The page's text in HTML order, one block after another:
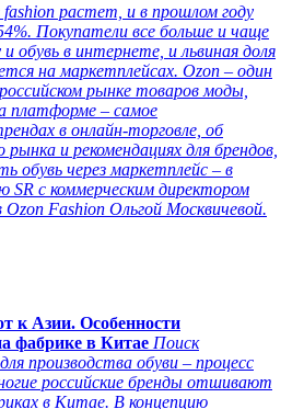
растет, и в прошлом году
Покупатели все больше и чаще
в интернете, и львиная доля
на маркетплейсах. Ozon – один
рынке товаров моды,
платформе – самое
в онлайн-торговле, об
рынка и рекомендациях для брендов,
обувь через маркетплейс – в
SR с коммерческим директором
Ozon Fashion Ольгой Москвичевой.
к Азии. Особенности
фабрике в Китае Поиск
производства обуви – процесс
российские бренды отшивают
в Китае. В концепцию